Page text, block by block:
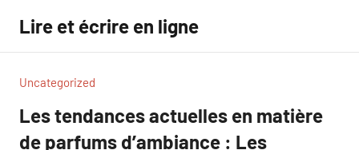
contenu
Lire et écrire en ligne
Uncategorized
Les tendances actuelles en matière
de parfums d’ambiance : Les